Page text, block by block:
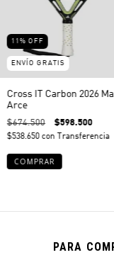
11% OFF
ENVÍO GRATIS
Cross IT Carbon 2026
Arce
$674.500 $598.500
$538.650 con Transferencia
PARA